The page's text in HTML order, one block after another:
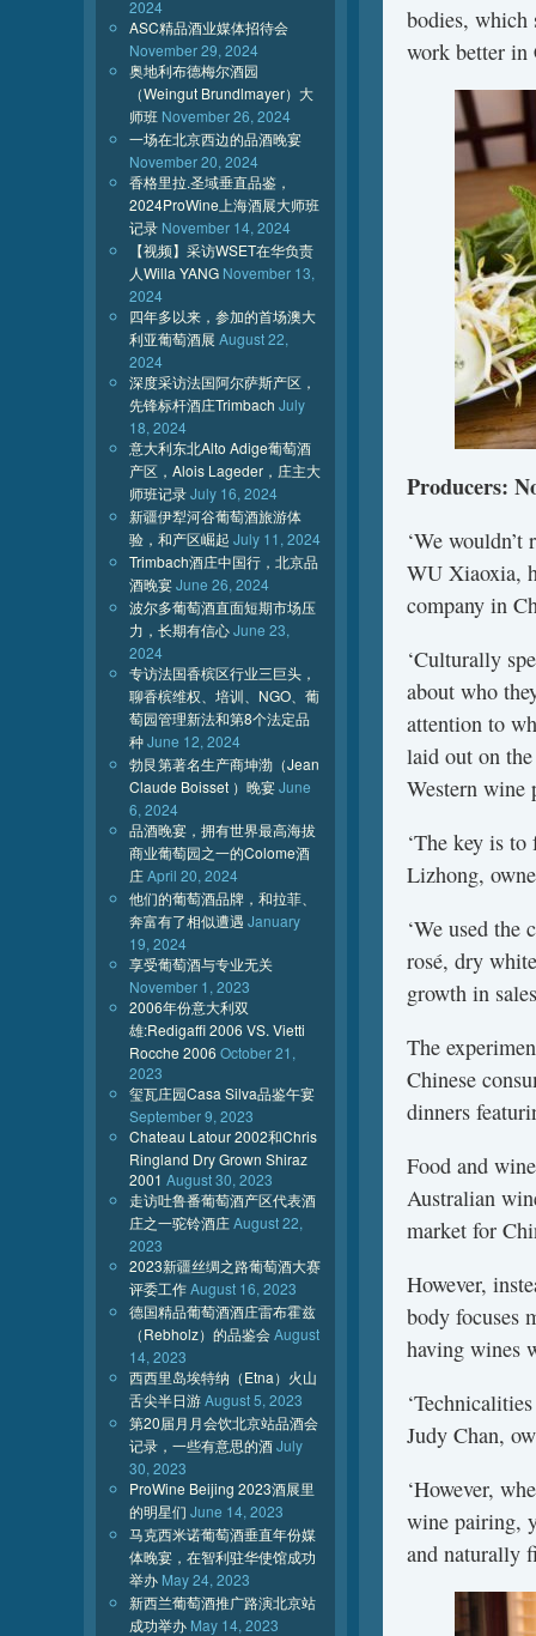
bodies, which
work better in
Producers:
‘We
WU Xiaoxia,
company in
‘Culturally
about who
attention to
laid out on
Western wine
‘The key is
Lizhong,
‘We used
rosé, dry
growth in
The
Chinese
dinners
Food and
Australian
market for
However,
body focuses
having wines
Judy Chan,
‘However,
wine pairing,
and naturally
2024
ASC精品酒业媒体招待会
November 29, 2024
奥地利布德梅尔酒园
（Weingut Brundlmayer）大
师班 November 26, 2024
一场在北京西边的品酒晚宴
November 20, 2024
香格里拉.圣域垂直品鉴，
2024ProWine上海酒展大师班
记录 November 14, 2024
【视频】采访WSET在华负责
人Willa YANG November 13,
2024
四年多以来，参加的首场澳大
利亚葡萄酒展 August 22,
2024
深度采访法国阿尔萨斯产区，
先锋标杆酒庄Trimbach July
18, 2024
意大利东北Alto Adige葡萄酒
产区，Alois Lageder，庄主大
师班记录July 16, 2024
新疆伊犁河谷葡萄酒旅游体
验，和产区崛起 July 11, 2024
Trimbach酒庄中国行，北京品
酒晚宴June 26, 2024
波尔多葡萄酒直面短期市场压
力，长期有信心June 23,
2024
专访法国香槟区行业三巨头，
聊香槟维权、培训、NGO、葡
萄园管理新法和第8个法定品
种June 12, 2024
勃艮第著名生产商坤渤（Jean
Claude Boisset ）晚宴June
6, 2024
品酒晚宴，拥有世界最高海拔
商业葡萄园之一的Colome酒
庄April 20, 2024
他们的葡萄酒品牌，和拉菲、
奔富有了相似遭遇 January
19, 2024
享受葡萄酒与专业无关
November 1, 2023
2006年份意大利双
雄:Redigaffi 2006 VS. Vietti
Rocche 2006 October 21,
2023
玺瓦庄园Casa Silva品鉴午宴
September 9, 2023
Chateau Latour 2002和Chris
Ringland Dry Grown Shiraz
2001 August 30, 2023
走访吐鲁番葡萄酒产区代表酒
庄之一驼铃酒庄August 22,
2023
2023新疆丝绸之路葡萄酒大赛
评委工作August 16, 2023
德国精品葡萄酒酒庄雷布霍兹
（Rebholz）的品鉴会August
14, 2023
西西里岛埃特纳（Etna）火山
舌尖半日游August 5, 2023
第20届月月会饮北京站品酒会
记录，一些有意思的酒July
30, 2023
ProWine Beijing 2023酒展里
的明星们 June 14, 2023
马克西米诺葡萄酒垂直年份媒
体晚宴，在智利驻华使馆成功
举办 May 24, 2023
新西兰葡萄酒推广路演北京站
成功举办 May 14, 2023